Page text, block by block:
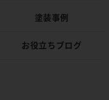
塗装事例
お役立ちブログ